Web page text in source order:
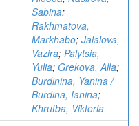
Sabina;
Rakhmatova,
Markhabo; Jalalova,
Vazira; Palytsia,
Yulia; Grekova, Alla;
Burdinina, Yanina /
Burdina, Ianina;
Khrutba, Viktoria